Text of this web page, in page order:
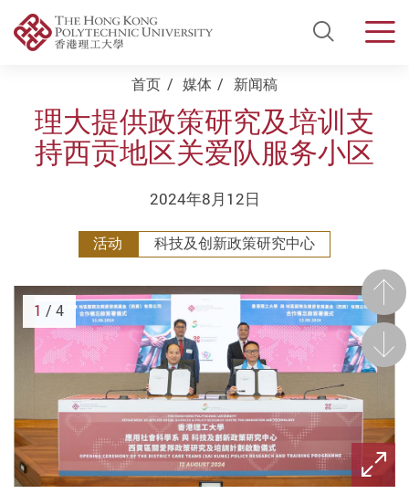
Open
Start main content首页 媒体 新闻稿
理大提供政策研究及培训支
持西贡地区关爱队服务小区
2024年8月12日
活动 科技及创新政策研究中心
前
后一
1 / 4